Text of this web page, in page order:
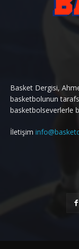
Basket Dergisi,
basketbolunun
basketbolseverlerle
İletişim